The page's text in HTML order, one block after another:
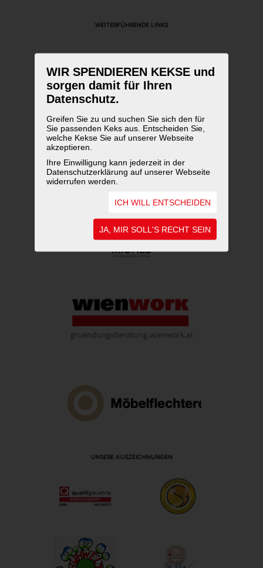
WIR SPENDIEREN KEKSE und
sorgen damit für Ihren
Datenschutz.
Greifen Sie zu und suchen Sie sich den für
Sie passenden Keks aus. Entscheiden Sie,
welche Kekse Sie auf unserer Webseite
akzeptieren.
Ihre Einwilligung kann jederzeit in der
Datenschutzerklärung auf unserer Webseite
widerrufen werden.
ICH WILL ENTSCHEIDEN
JA, MIR SOLL'S RECHT SEIN
WEITERFÜHRENDE LINKS
UNSERE AUSZEICHNUNGEN